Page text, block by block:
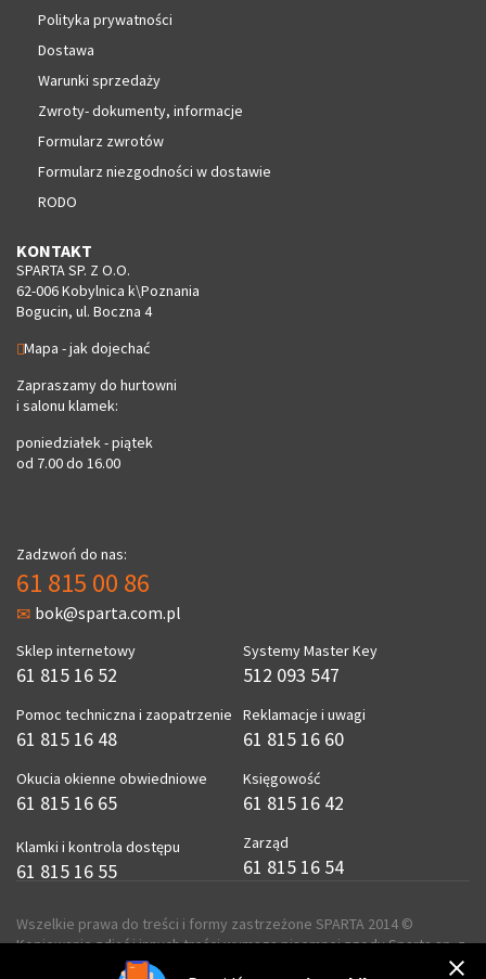
Polityka prywatności
Dostawa
Warunki sprzedaży
Zwroty- dokumenty, informacje
Formularz zwrotów
Formularz niezgodności w dostawie
RODO
KONTAKT
SPARTA SP. Z O.O.
62-006 Kobylnica k\Poznania
Bogucin, ul. Boczna 4
Mapa - jak dojechać
Zapraszamy do hurtowni
i salonu klamek:
poniedziałek - piątek
od 7.00 do 16.00
Zadzwoń do nas:
61 815 00 86
bok@sparta.com.pl
Sklep internetowy
61 815 16 52
Pomoc techniczna i zaopatrzenie
61 815 16 48
Okucia okienne obwiedniowe
61 815 16 65
Klamki i kontrola dostępu
61 815 16 55
Systemy Master Key
512 093 547
Reklamacje i uwagi
61 815 16 60
Księgowość
61 815 16 42
Zarząd
61 815 16 54
Wszelkie prawa do treści i formy zastrzeżone SPARTA 2014 ©
Kopiowanie zdjęć i innych treści wymaga pisemnej zgody Sparta sp. z